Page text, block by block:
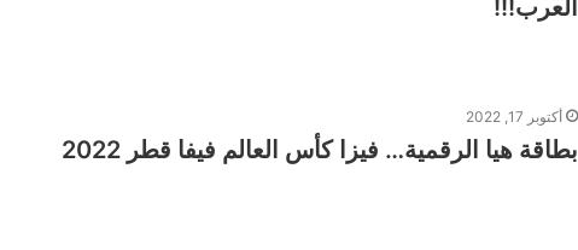
العرب!!!
أكتوبر 17, 2022
بطاقة هيا الرقمية… فيزا كأس العالم فيفا قطر 2022